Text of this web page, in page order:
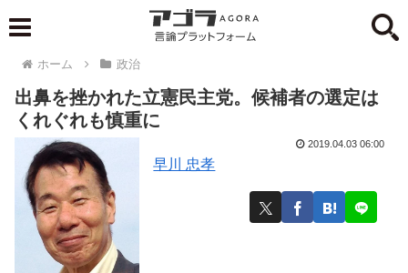
ホーム 政治
出鼻を挫かれた立憲民主党。候補者の選定は
くれぐれも慎重に
早川 忠孝
2019.04.03 06:00